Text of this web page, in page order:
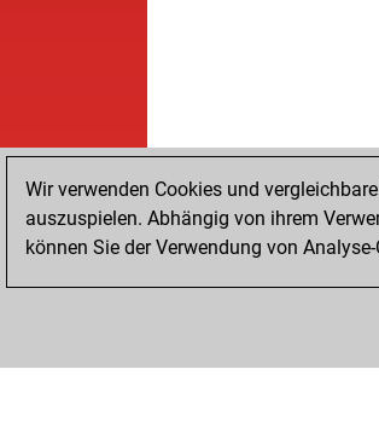
Wir verwenden Cookies und
auszuspielen. Abhängig von ihrem
können Sie der Verwendung von